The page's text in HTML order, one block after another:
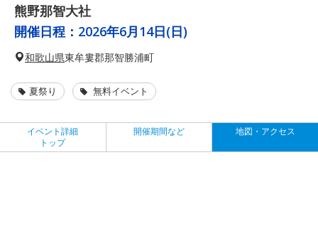
熊野那智大社
開催日程： 2026年6月14日(日)
和歌山県東牟婁郡那智勝浦町
夏祭り 無料イベント
イベント詳細
トップ
開催期間など 地図・アクセス